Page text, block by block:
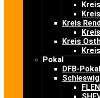
Kreis
Kreis
Pokal
DFB-Pokal